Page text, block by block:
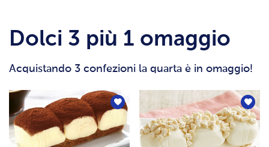
Dolci 3 più 1 omaggio
Acquistando 3 confezioni la quarta è in omaggio!